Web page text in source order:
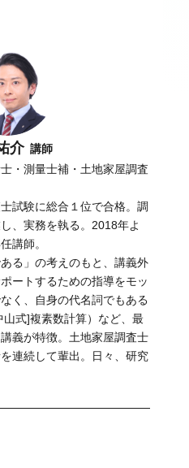
介 講師
・測量士補・土地家屋調査
試験に総合１位で合格。調
、実務を執る。2018年よ
講師。
る」の考えのもと、講義外
ートするための指導をモッ
く、自身の代名詞でもある
式]複素数計算）など、最
義が特徴。土地家屋調査士
連続して輩出。日々、研究